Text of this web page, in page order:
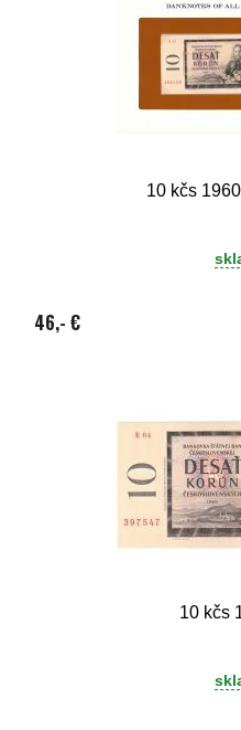
10 kčs
46,- €
10 kčs